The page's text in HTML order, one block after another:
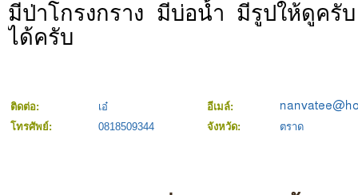
มีป่าโกรงกราง มีบ่อน้ำ มีรูปให้ดูครั
ได้ครับ
ติดต่อ: เอ๋
อีเมล์:
โทรศัพย์:
0818509344 จังหวัด: ตราด